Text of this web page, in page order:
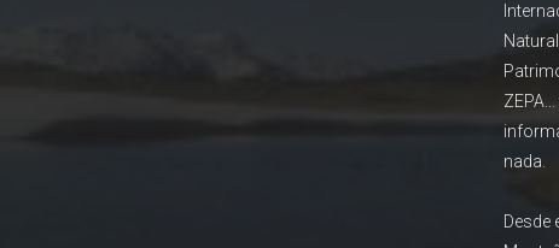
nada.
Desde